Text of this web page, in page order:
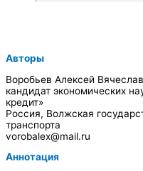
Авторы
Воробьев Алексей
кандидат экономических
кредит»
Россия, Волжская
транспорта
vorobalex@mail.ru
Аннотация